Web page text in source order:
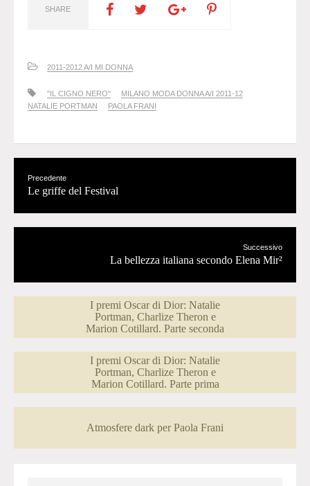
SHARE
2011-2012 A/I MI DONNA
"IL CIGNO NERO"
MILANO MODA DONNA A/I 2011-12
NATALIE PORTMAN
PAOLA FRANI
Precedente
Le griffe del Festival
Successivo
La bellezza italiana secondo Elena Mir²
I premi Oscar di Dior: Natalie
Portman, Charlize Theron e
Marion Cotillard. Parte seconda
I premi Oscar di Dior: Natalie
Portman, Charlize Theron e
Marion Cotillard. Parte prima
Atmosfere dark per Paola Frani